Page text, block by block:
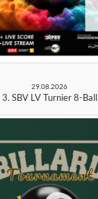
29.08.2026
3. SBV LV Turnier 8-Ball